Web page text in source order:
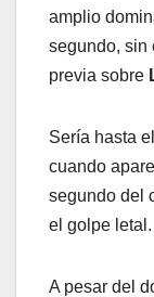
amplio
segundo, sin
previa sobre
Sería hasta
cuando
segundo del
el golpe letal.
A pesar del